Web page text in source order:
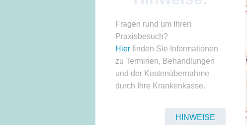
Fragen rund um Ihren
Praxisbesuch?
Hier finden Sie Informationen
zu Terminen, Behandlungen
und der Kostenübernahme
durch Ihre Krankenkasse.
HINWEISE